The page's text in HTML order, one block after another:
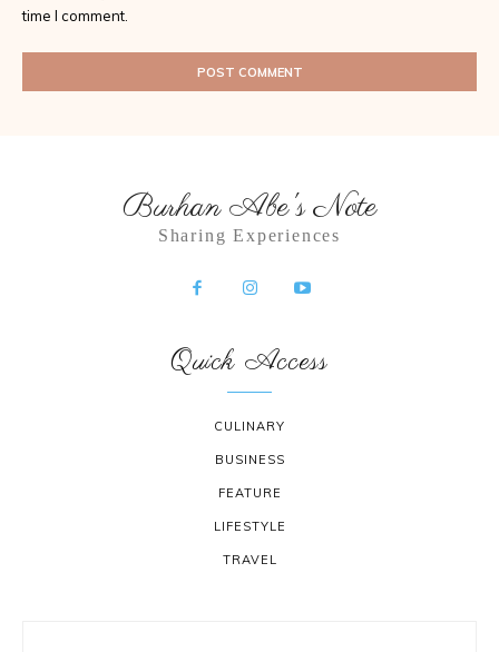
time I comment.
Burhan Abe's Note
Sharing Experiences
Quick Access
CULINARY
BUSINESS
FEATURE
LIFESTYLE
TRAVEL